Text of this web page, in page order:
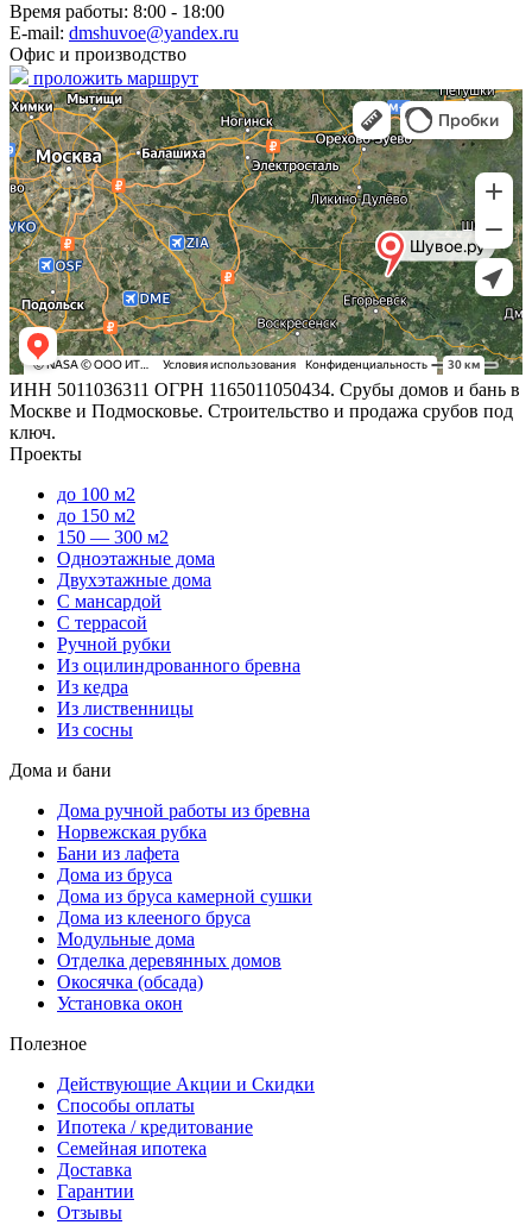
Время работы: 8:00 - 18:00
E-mail: dmshuvoe@yandex.ru
Офис и производство
проложить маршрут
ИНН 5011036311 ОГРН 1165011050434. Срубы домов и бань в
Москве и Подмосковье. Строительство и продажа срубов под
ключ.
Проекты
до 100 м2
до 150 м2
150 — 300 м2
Одноэтажные дома
Двухэтажные дома
С мансардой
С террасой
Ручной рубки
Из оцилиндрованного бревна
Из кедра
Из лиственницы
Из сосны
Дома и бани
Дома ручной работы из бревна
Норвежская рубка
Бани из лафета
Дома из бруса
Дома из бруса камерной сушки
Дома из клееного бруса
Модульные дома
Отделка деревянных домов
Окосячка (обсада)
Установка окон
Полезное
Действующие Акции и Скидки
Способы оплаты
Ипотека / кредитование
Семейная ипотека
Доставка
Гарантии
Отзывы